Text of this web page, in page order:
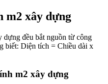
m2 xây dựng
dựng đều bắt nguồn từ công
biết: Diện tích = Chiều dài x
m2 xây dựng